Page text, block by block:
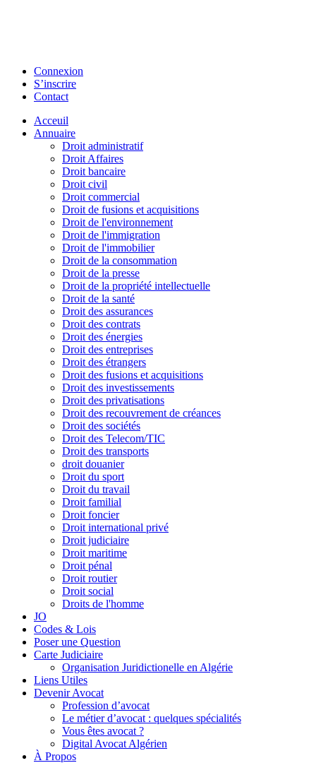
Connexion
S’inscrire
Contact
Acceuil
Annuaire
Droit administratif
Droit Affaires
Droit bancaire
Droit civil
Droit commercial
Droit de fusions et acquisitions
Droit de l'environnement
Droit de l'immigration
Droit de l'immobilier
Droit de la consommation
Droit de la presse
Droit de la propriété intellectuelle
Droit de la santé
Droit des assurances
Droit des contrats
Droit des énergies
Droit des entreprises
Droit des étrangers
Droit des fusions et acquisitions
Droit des investissements
Droit des privatisations
Droit des recouvrement de créances
Droit des sociétés
Droit des Telecom/TIC
Droit des transports
droit douanier
Droit du sport
Droit du travail
Droit familial
Droit foncier
Droit international privé
Droit judiciaire
Droit maritime
Droit pénal
Droit routier
Droit social
Droits de l'homme
JO
Codes & Lois
Poser une Question
Carte Judiciaire
Organisation Juridictionelle en Algérie
Liens Utiles
Devenir Avocat
Profession d’avocat
Le métier d’avocat : quelques spécialités
Vous êtes avocat ?
Digital Avocat Algérien
À Propos